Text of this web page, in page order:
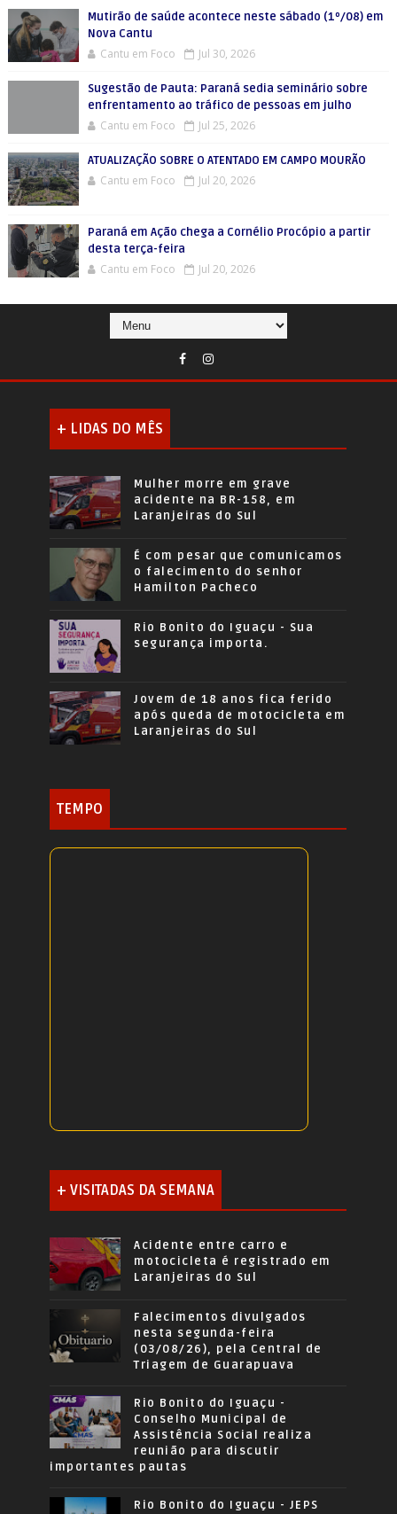
Mutirão de saúde acontece neste sábado (1º/08) em
Nova Cantu
Cantu em Foco Jul 30, 2026
Sugestão de Pauta: Paraná sedia seminário sobre
enfrentamento ao tráfico de pessoas em julho
Cantu em Foco Jul 25, 2026
ATUALIZAÇÃO SOBRE O ATENTADO EM CAMPO MOURÃO
Cantu em Foco Jul 20, 2026
Paraná em Ação chega a Cornélio Procópio a partir
desta terça-feira
Cantu em Foco Jul 20, 2026
+ LIDAS DO MÊS
Mulher morre em grave
acidente na BR-158, em
Laranjeiras do Sul
É com pesar que comunicamos
o falecimento do senhor
Hamilton Pacheco
Rio Bonito do Iguaçu - Sua
segurança importa.
Jovem de 18 anos fica ferido
após queda de motocicleta em
Laranjeiras do Sul
TEMPO
+ VISITADAS DA SEMANA
Acidente entre carro e
motocicleta é registrado em
Laranjeiras do Sul
Falecimentos divulgados
nesta segunda-feira
(03/08/26), pela Central de
Triagem de Guarapuava
Rio Bonito do Iguaçu -
Conselho Municipal de
Assistência Social realiza
reunião para discutir
importantes pautas
Rio Bonito do Iguaçu - JEPS